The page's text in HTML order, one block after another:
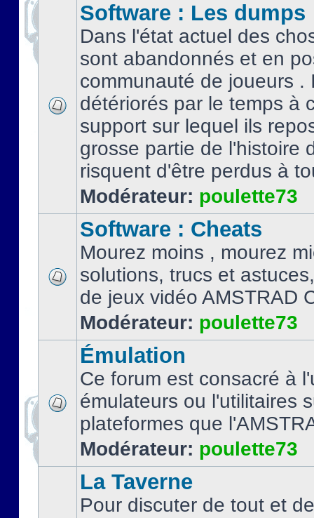
Software : Les dumps
Dans l'état actuel des
sont abandonnés et en
communauté de joueurs .
détériorés par le temps à
support sur lequel ils
grosse partie de l'histoire
risquent d'être perdus à
Modérateur: poulette73
Software : Cheats
Mourez moins , mourez
solutions, trucs et
de jeux vidéo AMSTRAD
Modérateur: poulette73
Émulation
Ce forum est consacré à
émulateurs ou l'utilitaires
plateformes que
Modérateur: poulette73
La Taverne
Pour discuter de tout et